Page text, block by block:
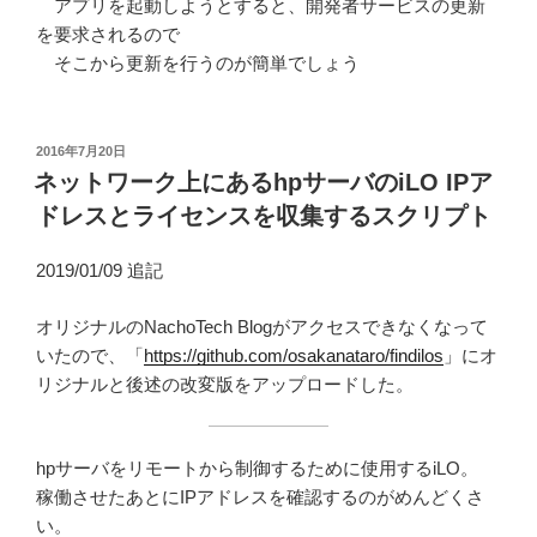
アプリを起動しようとすると、開発者サービスの更新
を要求されるので
そこから更新を行うのが簡単でしょう
投
稿
日:
2016年7月20日
ネットワーク上にあるhpサーバのiLO IPア
ドレスとライセンスを収集するスクリプト
2019/01/09 追記
オリジナルのNachoTech Blogがアクセスできなくなって
いたので、「https://github.com/osakanataro/findilos 」にオ
リジナルと後述の改変版をアップロードした。
hpサーバをリモートから制御するために使用するiLO。
稼働させたあとにIPアドレスを確認するのがめんどくさ
い。